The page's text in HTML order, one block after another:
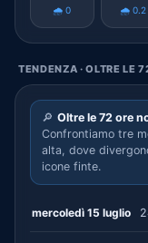
🌧️ 0 🌧️ 0.2
TENDENZA · OLTRE LE
🔎 Oltre le 72 ore
Confrontiamo tre
alta, dove
icone finte.
mercoledì 15 luglio